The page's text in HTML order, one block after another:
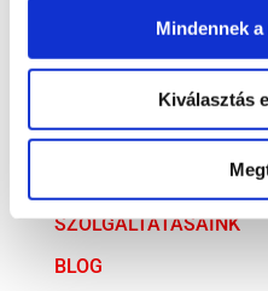
Mindennek
Kiválasztás
ARCHÍVUM
AZ ÜGYVÉDI TÁRSULÁS
SZOLGÁLTATÁSAINK
BLOG